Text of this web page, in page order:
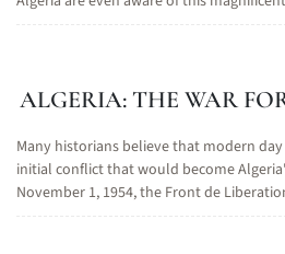
ALGERIA: THE WAR
Many historians believe that modern
initial conflict that would become
November 1, 1954, the Front de